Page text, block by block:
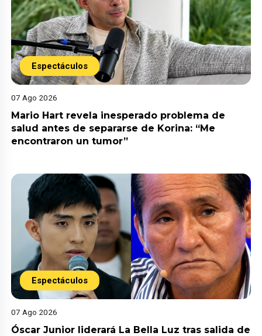
Espectáculos
07 Ago 2026
Mario Hart revela inesperado problema de
salud antes de separarse de Korina: “Me
encontraron un tumor”
Espectáculos
07 Ago 2026
Óscar Junior liderará La Bella Luz tras salida de